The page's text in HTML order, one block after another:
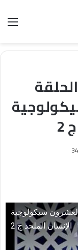
بينى وبينكم 2012 الحلقة
والعشرون سيكولوجية
الإنسان الملحد ج 2